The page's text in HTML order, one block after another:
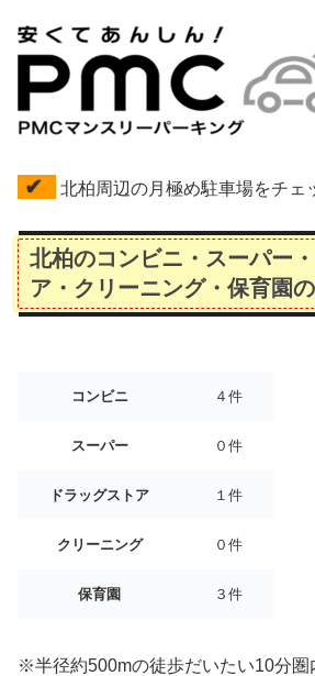
✔ 北柏周辺の月極め駐車場をチェ
北柏のコンビニ・スーパー
ア・クリーニング・保育園
コンビニ ４件
スーパー ０件
ドラッグストア １件
クリーニング ０件
保育園 ３件
※半径約500mの徒歩だいたい10分圏